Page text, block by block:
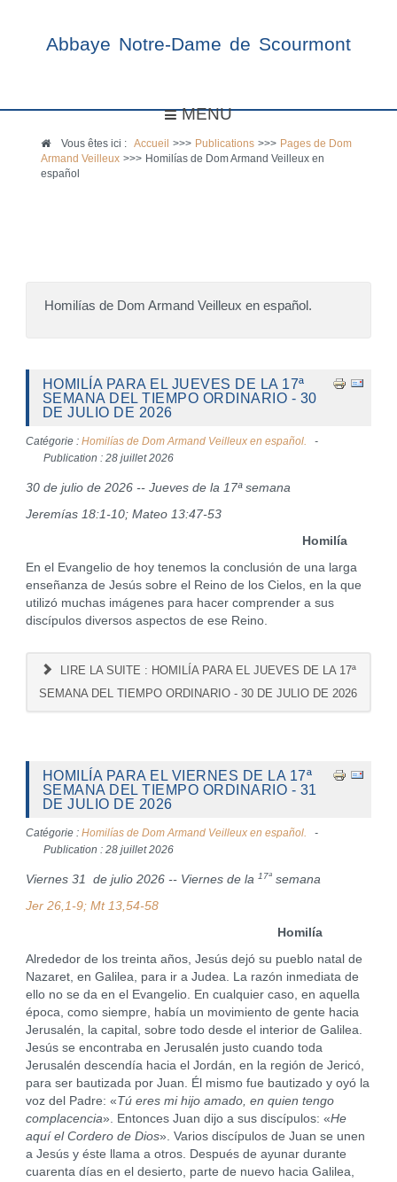
Abbaye Notre-Dame de Scourmont
MENU
Vous êtes ici :Accueil >>> Publications >>> Pages de Dom
Armand Veilleux >>> Homilías de Dom Armand Veilleux en
español
Homilías de Dom Armand Veilleux en español.
HOMILÍA PARA EL JUEVES DE LA 17ª
SEMANA DEL TIEMPO ORDINARIO - 30
DE JULIO DE 2026
Catégorie : Homilías de Dom Armand Veilleux en español.
Publication : 28 juillet 2026
30 de julio de 2026 -- Jueves de la 17ª semana
Jeremías 18:1-10; Mateo 13:47-53
Homilía
En el Evangelio de hoy tenemos la conclusión de una larga
enseñanza de Jesús sobre el Reino de los Cielos, en la que
utilizó muchas imágenes para hacer comprender a sus
discípulos diversos aspectos de ese Reino.
LIRE LA SUITE : HOMILÍA PARA EL JUEVES DE LA 17ª
SEMANA DEL TIEMPO ORDINARIO - 30 DE JULIO DE 2026
HOMILÍA PARA EL VIERNES DE LA 17ª
SEMANA DEL TIEMPO ORDINARIO - 31
DE JULIO DE 2026
Catégorie : Homilías de Dom Armand Veilleux en español.
Publication : 28 juillet 2026
Viernes 31 de julio 2026 -- Viernes de la 17ªsemana
Jer 26,1-9; Mt 13,54-58
Homilía
Alrededor de los treinta años, Jesús dejó su pueblo natal de
Nazaret, en Galilea, para ir a Judea. La razón inmediata de
ello no se da en el Evangelio. En cualquier caso, en aquella
época, como siempre, había un movimiento de gente hacia
Jerusalén, la capital, sobre todo desde el interior de Galilea.
Jesús se encontraba en Jerusalén justo cuando toda
Jerusalén descendía hacia el Jordán, en la región de Jericó,
para ser bautizada por Juan. Él mismo fue bautizado y oyó la
voz del Padre: «Tú eres mi hijo amado, en quien tengo
complacencia». Entonces Juan dijo a sus discípulos: «He
aquí el Cordero de Dios». Varios discípulos de Juan se unen
a Jesús y éste llama a otros. Después de ayunar durante
cuarenta días en el desierto, parte de nuevo hacia Galilea,